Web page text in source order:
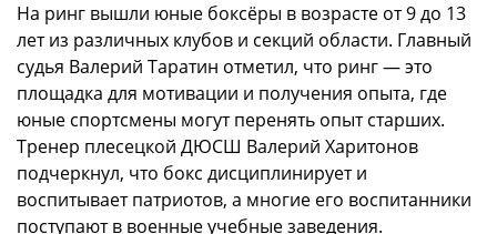
На ринг вышли юные боксёры в возрасте от 9 до 13
лет из различных клубов и секций области. Главный
судья Валерий Таратин отметил, что ринг — это
площадка для мотивации и получения опыта, где
юные спортсмены могут перенять опыт старших.
Тренер плесецкой ДЮСШ Валерий Харитонов
подчеркнул, что бокс дисциплинирует и
воспитывает патриотов, а многие его воспитанники
поступают в военные учебные заведения.